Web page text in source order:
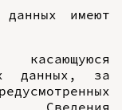
имеют
данных, за
Сведения